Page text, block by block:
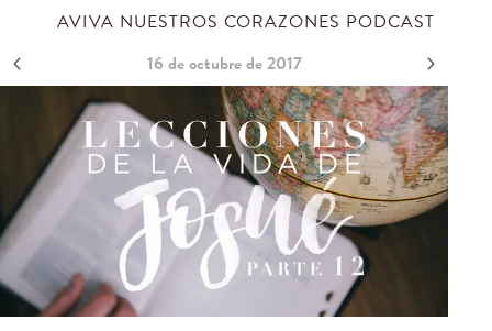
AVIVA NUESTROS CORAZONES PODCAST
16 de octubre de 2017